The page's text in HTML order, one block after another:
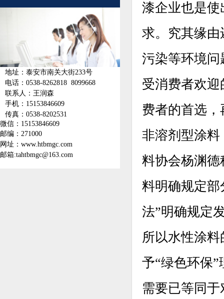
地址：泰安市南关大街233号
电话：0538-8262818 8099668
联系人：王润森
手机：15153846609
传真：0538-8202531
微信： 15153846609
邮编：271000
网址：www.htbmgc.com
邮箱:tahtbmgc@163.com
漆企业也是
求。究其缘由
污染等环境
受消费者欢
费者的首选
非溶剂型涂
料协会杨渊
料明确规定
法”明确规定
所以水性涂
予“绿色环保
需要已等同